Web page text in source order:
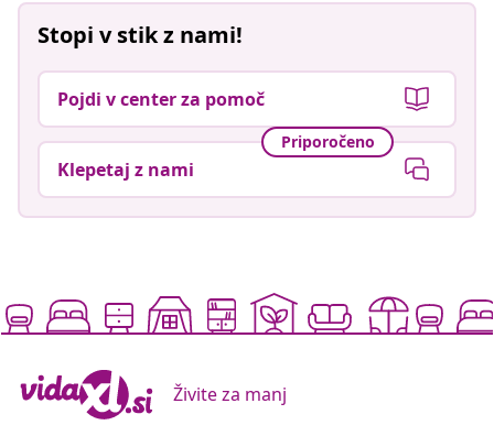
Stopi v stik z nami!
Pojdi v center za pomoč
Priporočeno
Klepetaj z nami
Živite za manj